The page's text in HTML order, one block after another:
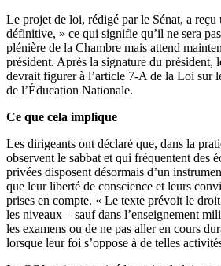
Le projet de loi, rédigé par le Sénat, a reçu
définitive, » ce qui signifie qu’il ne sera
plénière de la Chambre mais attend
président. Après la signature du président,
devrait figurer à l’article 7-A de la Loi sur
de l’Éducation Nationale.
Ce que cela implique
Les dirigeants ont déclaré que, dans la
observent le sabbat et qui fréquentent des
privées disposent désormais d’un
que leur liberté de conscience et leurs
prises en compte. « Le texte prévoit le
les niveaux – sauf dans l’enseignement
les examens ou de ne pas aller en cours
lorsque leur foi s’oppose à de telles